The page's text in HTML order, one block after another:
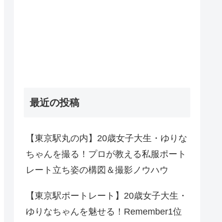
最近の投稿
【東京駅丸の内】20歳女子大生・ゆりな
ちゃんを撮る！プロが教える私服ポート
レート立ち姿の構図＆撮影ノウハウ
【東京駅ポートレート】20歳女子大生・
ゆりなちゃんを魅せる！Remember1位